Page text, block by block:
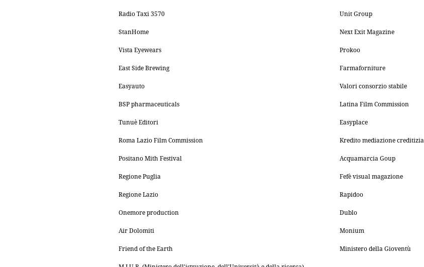
Radio Taxi 3570
StanHome
Vista Eyewears
East Side Brewing
Easyauto
BSP pharmaceuticals
Tunuè Editori
Roma Lazio Film Commission
Positano Mith Festival
Regione Puglia
Regione Lazio
Onemore production
Air Dolomiti
Friend of the Earth
Unit Group
Next Exit Magazine
Prokoo
Farmaforniture
Valori consorzio stabile
Latina Film Commission
Easyplace
Kredito mediazione creditizia
Acquamarcia Goup
Fefè visual magazione
Rapidoo
Dublo
Monium
Ministero della Gioventù